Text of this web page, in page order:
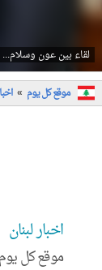
لقاء بين عون
موقع كل يوم
اخبار لبنان
موقع كل